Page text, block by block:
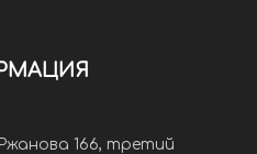
166, третий